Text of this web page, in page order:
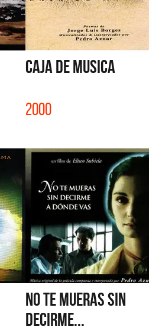
CAJA DE MUSICA
2000
NO TE MUERAS SIN
DECIRME...